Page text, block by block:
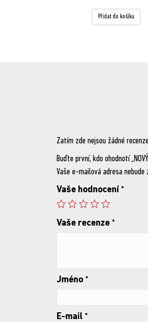
Přidat do košíku
Zatím zde nejsou žádné
Buďte první, kdo ohodnotí
Vaše e-mailová adresa nebude
Vaše hodnocení *
Vaše recenze *
Jméno *
E-mail *